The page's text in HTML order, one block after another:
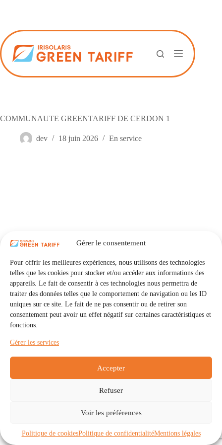
Gérer le consentement
Pour offrir les meilleures expériences, nous utilisons des technologies
telles que les cookies pour stocker et/ou accéder aux informations des
appareils. Le fait de consentir à ces technologies nous permettra de
traiter des données telles que le comportement de navigation ou les ID
uniques sur ce site. Le fait de ne pas consentir ou de retirer son
consentement peut avoir un effet négatif sur certaines caractéristiques et
fonctions.
Gérer les services
Accepter
Refuser
Voir les préférences
Politique de cookiesPolitique de confidentialitéMentions légales
COMMUNAUTE GREENTARIFF DE CERDON 1
dev 18 juin 2026 En service
Communautés
À propos
Politique de cookies (UE)